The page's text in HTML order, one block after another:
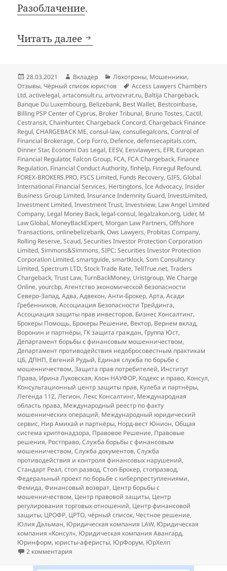
Разоблачение.
Читать далее Добавления в чёрный
Опубликовано
28.03.2021 Автор
Вкладер Рубрики
Лохотроны, Мошенники,
Отзывы, Чёрный список юристов Метки
Access Lawyers Chambers
Ltd,activelegal,artaconsult.ru,artvozvrat.ru, Baltija Chargeback,
Banque Du Luxembourg, Belizebank, Best Wallet, Bestcoinbase,
Billing PSP Center of Cyprus, Broker Tribunal, Bruno Tostes,Cactil,
Cestransit,Chainhunter,Chargeback Concord,Chargeback Finance
Regul,CHARGEBACK ME,consul-law,consullegalcons,Control of
Financial Brokerage,Corp Forro, Defence,defensecapitals.com,
Dinner Star, Economi Das Legal, EESV, Eesvlawyers, EFR, European
Financial Regulator, Falcon Group, FCA, FCA Chargeback, Finance
Regulation, Financial Conduct Authority,finhelp, Finregul Refound,
FOREX-BROKERS.PRO, FSCS Limited, Funds Recovery,GIFS,Global
International Financial Services, Hertingtons,Ice Advocacy,Insider
Business Group Limited,Insurance Indemnity Guard,InvestLimited,
Investment Limited,Investment Trust,Investview, Law Angel Limited
Company, Legal Money Back, legal-consul, legalzakon.org, Lider, M
Law Global, MoneyBackExpert, Morgan Law Partners,Offshore
Transactions,onlinebelizebank,Ows Lawyers, Probitas Company,
Rolling Reserve,Scaud,Securities Investor Protection Corporation
Limited,Simmons&Simmons,SIPC; Securities Investor Protection
Corporation Limited,smartguide,smartklock,Som Consultancy
Limited,Spectrum LTD,Stock Trade Rate,TellTrue.net,Traders
Chargeback,Trust Law,TurnBackMoney, Uristgroup,We Charge
Online,yourcbp,Агентство экономической безопасности
Северо-Запад,Адва,Адвекон,Анти-Брокер,Арта,Асади
Гребенников,Ассоциация Безопасности Трейдинга,
Ассоциация защиты прав инвесторов, Бизнес Консалтинг,
Брокеры Помощь, Брокеры Решение, Вектор, Вернем вклад,
Воронин и партнёры, ГК защита граждан, Группа Юст,
Департамент борьбы с финансовым мошенничеством,
Департамент противодействия недобросовестным практикам
ЦБ,ДПНП, Евгений Рудый, Единая служба по борьбе с
мошенничеством,Защита прав потребителей, Институт
Права, Ирина Луковская, Клон НАУФОР, Кодекс и право, Консул,
Консультационный центр защиты прав, Кулеба и партнёры,
Легенда 112,Легион,Лекс Консалтинг, Международная
область права, Международный реестр по факту
мошеннических операций, Международный юридический
сервис, Нир Амихай и партнёры, Норд-вест Юнион,Общая
система криптонадзора, Правовое Решение, Правовые
решения, Ростправо,Служба борьбы с финансовым
мошенничеством,Служба документов,Служба
противодействия и контроля финансовых нарушений,
Стандарт Реал,стоп развод,Стоп-Брокер,стопразвод,
Федеральный проект по борьбе с киберпреступлениями,
Фемида,Финансовый возврат, Центр борьбы с
мошенничеством, Центр правовой защиты, Центр
регулирования торговых отношений, Центр финансовой
защиты, ЦРОФР, ЦРТО, чёрный список, Честное решение,
Юлия Дальман, Юридическая компания LAW, Юридическая
компания «Консул», Юридическая компания Авангард,
Юринформ, юристы-аферисты, ЮрФорум, ЮрХелп
2 комментария